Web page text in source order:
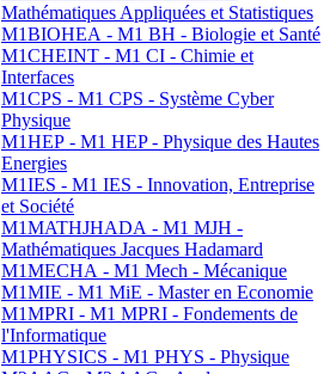
Mathématiques Appliquées et Statistiques
M1BIOHEA - M1 BH - Biologie et Santé
M1CHEINT - M1 CI - Chimie et
Interfaces
M1CPS - M1 CPS - Système Cyber
Physique
M1HEP - M1 HEP - Physique des Hautes
Energies
M1IES - M1 IES - Innovation, Entreprise
et Société
M1MATHJHADA - M1 MJH -
Mathématiques Jacques Hadamard
M1MECHA - M1 Mech - Mécanique
M1MIE - M1 MiE - Master en Economie
M1MPRI - M1 MPRI - Fondements de
l'Informatique
M1PHYSICS - M1 PHYS - Physique